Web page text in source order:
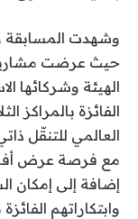
وشهدت المسابقة
حيث عرضت
الهيئة وشركائها
الفائزة بالمراكز
مع فرصة عرض
إضافة إلى إمكان
وابتكاراتهم